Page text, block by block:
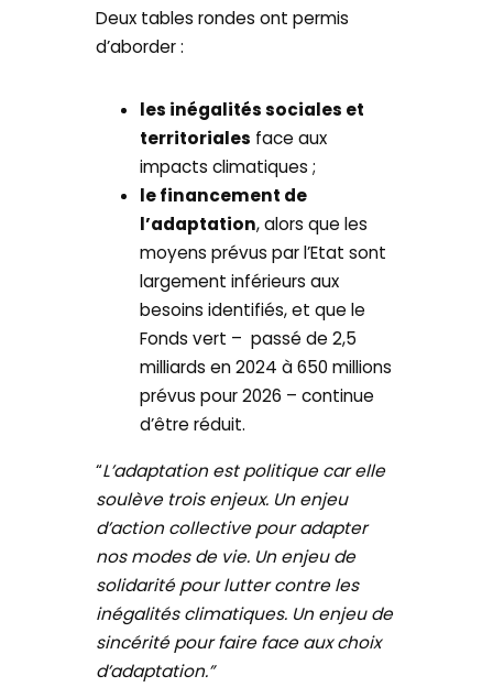
Deux tables rondes ont permis
d’aborder :
les inégalités sociales et
territoriales face aux
impacts climatiques ;
le financement de
l’adaptation, alors que les
moyens prévus par l’Etat sont
largement inférieurs aux
besoins identifiés, et que le
Fonds vert – passé de 2,5
milliards en 2024 à 650 millions
prévus pour 2026 – continue
d’être réduit.
“L’adaptation est politique car elle
soulève trois enjeux. Un enjeu
d’action collective pour adapter
nos modes de vie. Un enjeu de
solidarité pour lutter contre les
inégalités climatiques. Un enjeu de
sincérité pour faire face aux choix
d’adaptation.”